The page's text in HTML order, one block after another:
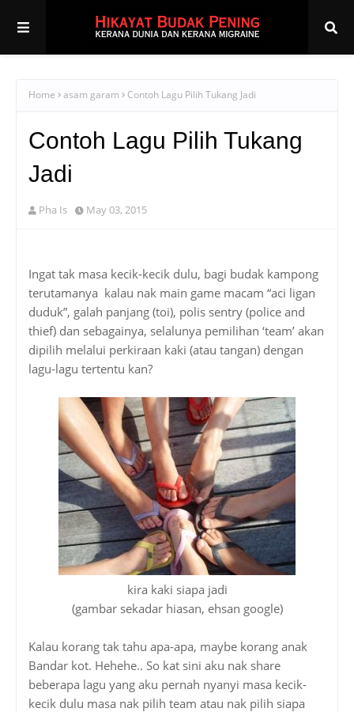
Home asam garam Contoh Lagu Pilih Tukang Jadi
Contoh Lagu Pilih Tukang
Jadi
Pha Is May 03, 2015
Ingat tak masa kecik-kecik dulu, bagi budak kampong
terutamanya kalau nak main game macam “aci ligan
duduk”, galah panjang (toi), polis sentry (police and
thief) dan sebagainya, selalunya pemilihan ‘team’ akan
dipilih melalui perkiraan kaki (atau tangan) dengan
lagu-lagu tertentu kan?
kira kaki siapa jadi
(gambar sekadar hiasan, ehsan google)
Kalau korang tak tahu apa-apa, maybe korang anak
Bandar kot. Hehehe.. So kat sini aku nak share
beberapa lagu yang aku pernah nyanyi masa kecik-
kecik dulu masa nak pilih team atau nak pilih siapa